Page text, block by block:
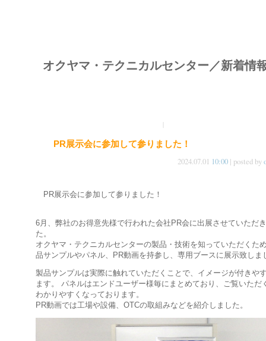
オクヤマ・テクニカルセンター／新着情
PR展示会に参加して参りました！
2024.07.01 10:00 | posted by
PR展示会に参加して参りました！
6月、弊社のお得意先様で行われた会社PR会に出展させていただ
た。
オクヤマ・テクニカルセンターの製品・技術を知っていただくた
品サンプルやパネル、PR動画を持参し、専用ブースに展示致しま
製品サンプルは実際に触れていただくことで、イメージが付きや
ます。 パネルはエンドユーザー様毎にまとめており、ご覧いただ
わかりやすくなっております。
PR動画では工場や設備、OTCの取組みなどを紹介しました。